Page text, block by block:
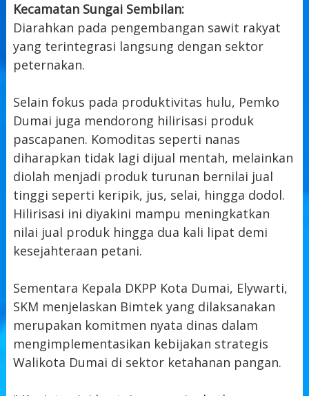
Kecamatan Sungai Sembilan:
Diarahkan pada pengembangan sawit rakyat
yang terintegrasi langsung dengan sektor
peternakan.
Selain fokus pada produktivitas hulu, Pemko
Dumai juga mendorong hilirisasi produk
pascapanen. Komoditas seperti nanas
diharapkan tidak lagi dijual mentah, melainkan
diolah menjadi produk turunan bernilai jual
tinggi seperti keripik, jus, selai, hingga dodol.
Hilirisasi ini diyakini mampu meningkatkan
nilai jual produk hingga dua kali lipat demi
kesejahteraan petani.
Sementara Kepala DKPP Kota Dumai, Elywarti,
SKM menjelaskan Bimtek yang dilaksanakan
merupakan komitmen nyata dinas dalam
mengimplementasikan kebijakan strategis
Walikota Dumai di sektor ketahanan pangan.